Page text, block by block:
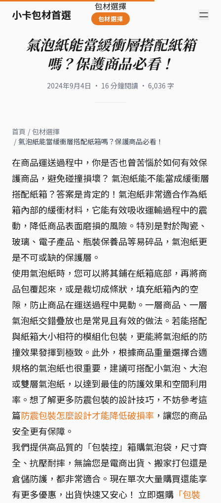
小卡包材首選
包材選擇
包材選擇
氣泡紙能當緩衝層搭配紙箱
嗎？保護商品必看！
2024年9月4日 · 16 分鐘閱讀 · 6,036 字
首頁 / 包材選擇
/ 氣泡紙能當緩衝層搭配紙箱嗎？保護商品必看！
在商品運送過程中，你是否也曾苦惱於如何有效保
護商品，避免碰撞損壞？ 氣泡紙能不能當成緩衝層
搭配紙箱？答案是肯定的！氣泡紙非常適合作為紙
箱內部的緩衝材料，它能有效吸收運輸過程中的震
動，降低商品表面磨損的風險。特別是對於陶瓷、
玻璃、電子產品、瓶裝保養品等易碎品，氣泡紙更
是不可或缺的保護層。
使用氣泡紙時，您可以將其鋪在紙箱底部，再將商
品包覆起來，或是裁切成條狀，填充紙箱內的空
隙，防止商品在運送過程中晃動。一層商品、一層
氣泡紙交錯疊放也是常見且有效的做法。若能搭配
與紙箱大小相符的模組化包裝，更能將氣泡紙的防
撞效果發揮到極致。此外，根據商品重量選擇合適
規格的氣泡紙也很重要，建議可搭配小氣泡、大泡
或雙層氣泡紙，以達到最佳的防護效果和空間利用
率。想了解更多防震包裝的設計技巧，不妨參考這
篇防震包裝怎麼設計才能降低破損率 ，讓您的商品
安全更有保障。
我們提供高品質的「包裝控」箱購氣泡袋，尺寸齊
全、抗壓耐摔，無論您是電商出貨、搬家打包還是
倉儲防護，都非常適合。現在單次大量購買還能享
有更多優惠，出貨快速又安心！ 立即選購 「包裝